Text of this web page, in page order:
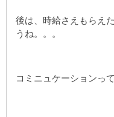
後は、時給さえもらえ
うね。。。
コミニュケーションっ